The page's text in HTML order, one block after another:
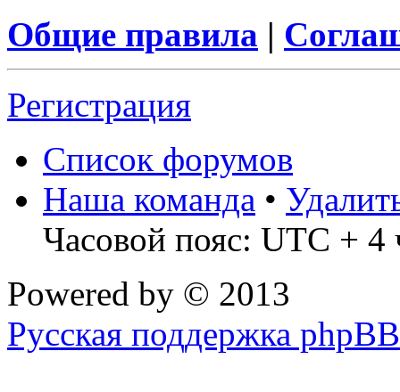
Общие правила |
Регистрация
Список форумов
Наша команда •
Часовой пояс: UTC + 4
Powered by © 2013
Русская поддержка phpBB